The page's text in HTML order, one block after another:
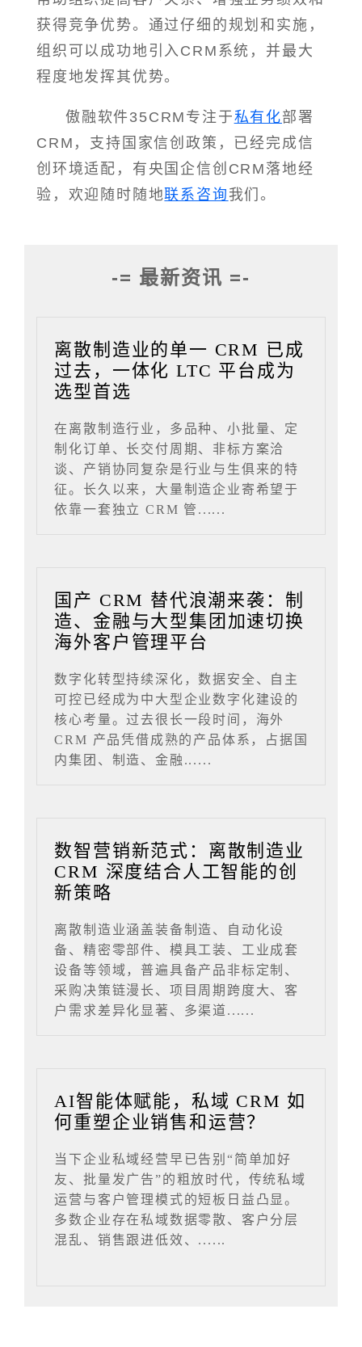
获得竞争优势。通过仔细的规划和实施，
组织可以成功地引入CRM系统，并最大
程度地发挥其优势。
傲融软件35CRM专注于私有化部署
CRM，支持国家信创政策，已经完成信
创环境适配，有央国企信创CRM落地经
验，欢迎随时随地联系咨询 我们。
-= 最新资讯 =-
离散制造业的单一 CRM 已成
过去，一体化 LTC 平台成为
选型首选
在离散制造行业，多品种、小批量、定
制化订单、长交付周期、非标方案洽
谈、产销协同复杂是行业与生俱来的特
征。长久以来，大量制造企业寄希望于
依靠一套独立 CRM 管......
国产 CRM 替代浪潮来袭：制
造、金融与大型集团加速切换
海外客户管理平台
数字化转型持续深化，数据安全、自主
可控已经成为中大型企业数字化建设的
核心考量。过去很长一段时间，海外
CRM 产品凭借成熟的产品体系，占据国
内集团、制造、金融......
数智营销新范式：离散制造业
CRM 深度结合人工智能的创
新策略
离散制造业涵盖装备制造、自动化设
备、精密零部件、模具工装、工业成套
设备等领域，普遍具备产品非标定制、
采购决策链漫长、项目周期跨度大、客
户需求差异化显著、多渠道......
AI智能体赋能，私域 CRM 如
何重塑企业销售和运营？
当下企业私域经营早已告别“简单加好
友、批量发广告”的粗放时代，传统私域
运营与客户管理模式的短板日益凸显。
多数企业存在私域数据零散、客户分层
混乱、销售跟进低效、......